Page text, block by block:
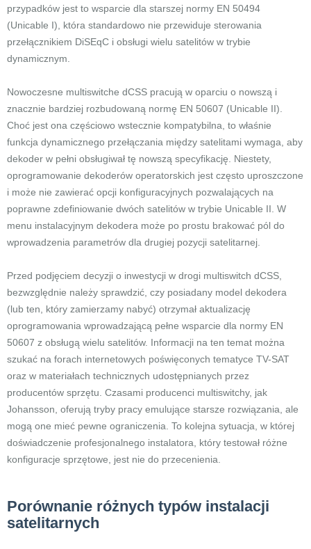
przypadków jest to wsparcie dla starszej normy EN 50494
(Unicable I), która standardowo nie przewiduje sterowania
przełącznikiem DiSEqC i obsługi wielu satelitów w trybie
dynamicznym.
Nowoczesne multiswitche dCSS pracują w oparciu o nowszą i
znacznie bardziej rozbudowaną normę EN 50607 (Unicable II).
Choć jest ona częściowo wstecznie kompatybilna, to właśnie
funkcja dynamicznego przełączania między satelitami wymaga, aby
dekoder w pełni obsługiwał tę nowszą specyfikację. Niestety,
oprogramowanie dekoderów operatorskich jest często uproszczone
i może nie zawierać opcji konfiguracyjnych pozwalających na
poprawne zdefiniowanie dwóch satelitów w trybie Unicable II. W
menu instalacyjnym dekodera może po prostu brakować pól do
wprowadzenia parametrów dla drugiej pozycji satelitarnej.
Przed podjęciem decyzji o inwestycji w drogi multiswitch dCSS,
bezwzględnie należy sprawdzić, czy posiadany model dekodera
(lub ten, który zamierzamy nabyć) otrzymał aktualizację
oprogramowania wprowadzającą pełne wsparcie dla normy EN
50607 z obsługą wielu satelitów. Informacji na ten temat można
szukać na forach internetowych poświęconych tematyce TV-SAT
oraz w materiałach technicznych udostępnianych przez
producentów sprzętu. Czasami producenci multiswitchy, jak
Johansson, oferują tryby pracy emulujące starsze rozwiązania, ale
mogą one mieć pewne ograniczenia. To kolejna sytuacja, w której
doświadczenie profesjonalnego instalatora, który testował różne
konfiguracje sprzętowe, jest nie do przecenienia.
Porównanie różnych typów instalacji
satelitarnych